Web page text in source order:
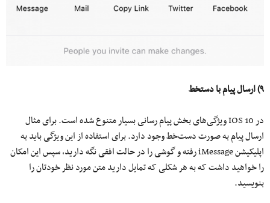
۹) ارسال پیام با دستخط
در IOS 10 ویژگی‌های بخش پیام رسانی بسیار متنوع شده است. برای مثال
ارسال پیام به صورت دست‌خط وجود دارد. برای استفاده از این ویژگی باید به
اپلیکیشن iMessage رفته و گوشی را در حالت افقی نگه دارید، سپس این امکان
را خواهید داشت که به هر شکلی که تمایل دارید متن مورد نظر خودتان را
بنویسید.